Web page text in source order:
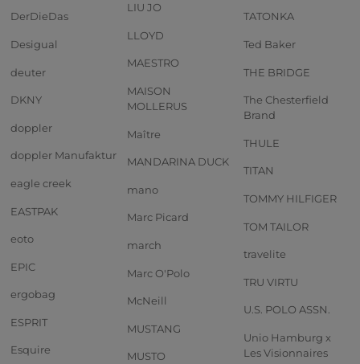
DerDieDas
Desigual
deuter
DKNY
doppler
doppler Manufaktur
eagle creek
EASTPAK
eoto
EPIC
ergobag
ESPRIT
Esquire
LIU JO
LLOYD
MAESTRO
MAISON
MOLLERUS
Maître
MANDARINA DUCK
mano
Marc Picard
march
Marc O'Polo
McNeill
MUSTANG
MUSTO
TATONKA
Ted Baker
THE BRIDGE
The Chesterfield
Brand
THULE
TITAN
TOMMY HILFIGER
TOM TAILOR
travelite
TRU VIRTU
U.S. POLO ASSN.
Unio Hamburg x
Les Visionnaires